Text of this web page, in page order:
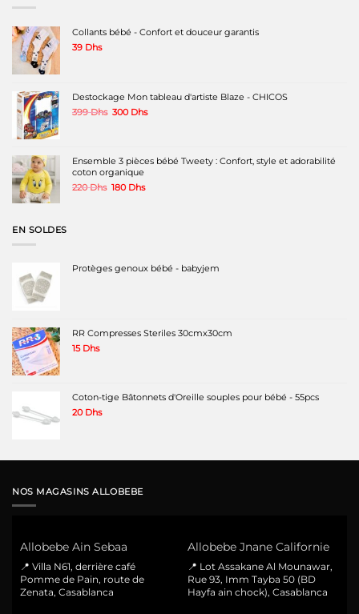
Collants bébé - Confort et douceur garantis
39 Dhs
Destockage Mon tableau d'artiste Blaze - CHICOS
399Dhs Le
399 Dhs.
300 DhsLe
300 Dhs.
Ensemble 3 pièces bébé Tweety : Confort, style et adorabilité
coton organique
220Dhs Le
180 DhsLe
EN SOLDES
Protèges genoux bébé - babyjem
RR Compresses Steriles 30cmx30cm
15 Dhs
Coton-tige Bâtonnets d'Oreille souples pour bébé - 55pcs
20 Dhs
NOS MAGASINS ALLOBEBE
Allobebe Ain Sebaa
📍 Villa N61, derrière café
Pomme de Pain, route de
Zenata, Casablanca
Allobebe Jnane Californie
📍 Lot Assakane Al Mounawar,
Rue 93, Imm Tayba 50 (BD
Hayfa ain chock), Casablanca